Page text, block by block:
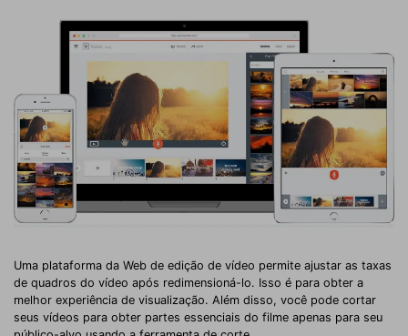
Uma plataforma da Web de edição de vídeo permite ajustar as taxas
de quadros do vídeo após redimensioná-lo. Isso é para obter a
melhor experiência de visualização. Além disso, você pode cortar
seus vídeos para obter partes essenciais do filme apenas para seu